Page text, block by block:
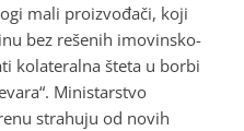
mali proizvođači, koji
bez rešenih imovinsko-
kolateralna šteta u borbi
Ministarstvo
strahuju od novih